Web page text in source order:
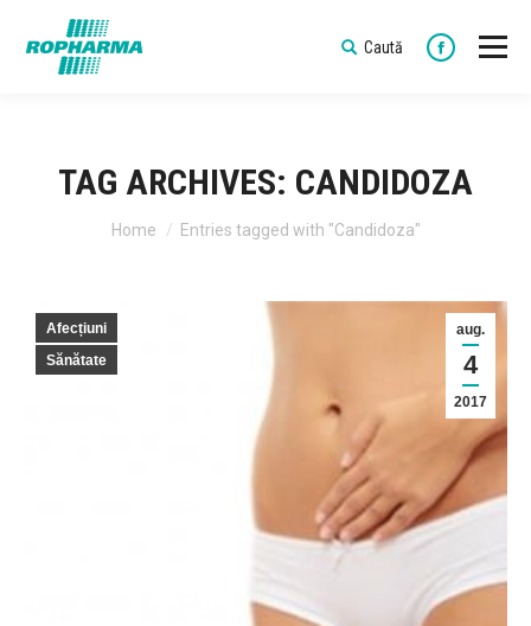
Search:
Caută
Facebook
TAG ARCHIVES: CANDIDOZA
You are here:
Home Entries tagged with "Candidoza"
aug.
4
2017
Afecțiuni
Sănătate